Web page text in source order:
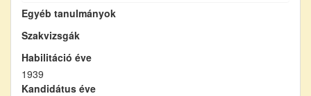
Egyéb tanulmányok
Szakvizsgák
Habilitáció éve
1939
Kandidátus éve